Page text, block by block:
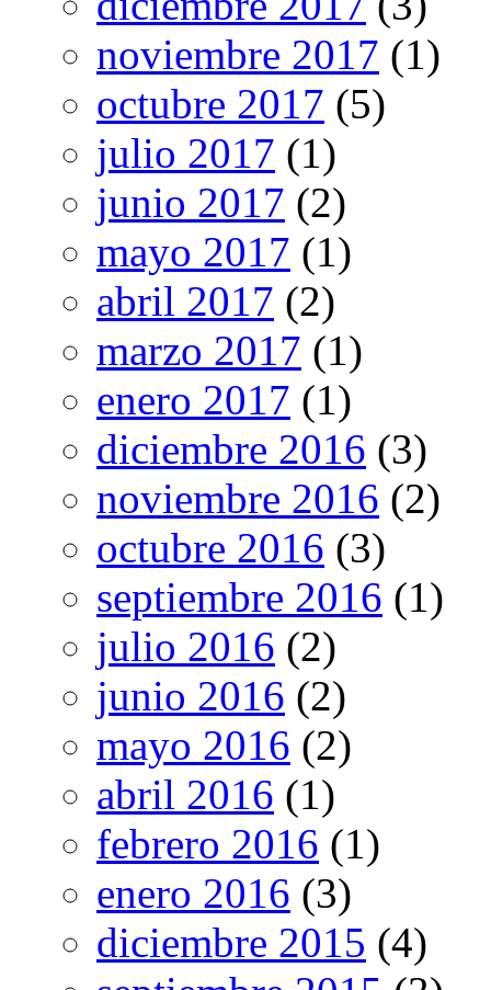
noviembre 2017 (1)
octubre 2017 (5)
julio 2017 (1)
junio 2017 (2)
mayo 2017 (1)
abril 2017 (2)
marzo 2017 (1)
enero 2017 (1)
diciembre 2016 (3)
noviembre 2016 (2)
octubre 2016 (3)
septiembre 2016 (1)
julio 2016 (2)
junio 2016 (2)
mayo 2016 (2)
abril 2016 (1)
febrero 2016 (1)
enero 2016 (3)
diciembre 2015 (4)